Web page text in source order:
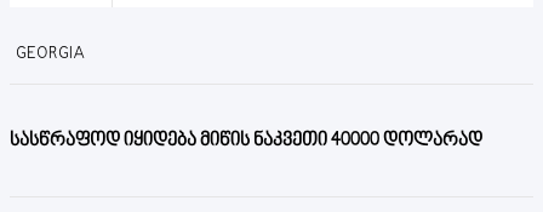
GEORGIA
სასწრაფოდ იყიდება მიწის ნაკვეთი 40000 დოლარად